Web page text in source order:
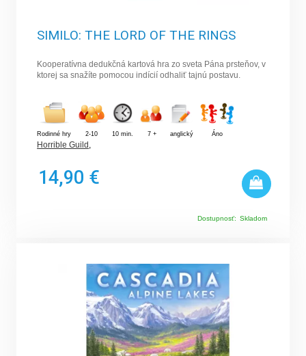
SIMILO: THE LORD OF THE RINGS
Kooperatívna dedukčná kartová hra zo sveta Pána prsteňov, v
ktorej sa snažíte pomocou indícií odhaliť tajnú postavu.
Rodinné hry 2-10 10 min. 7 + anglický Áno
Horrible Guild ,
14,90 €
Dostupnosť: Skladom